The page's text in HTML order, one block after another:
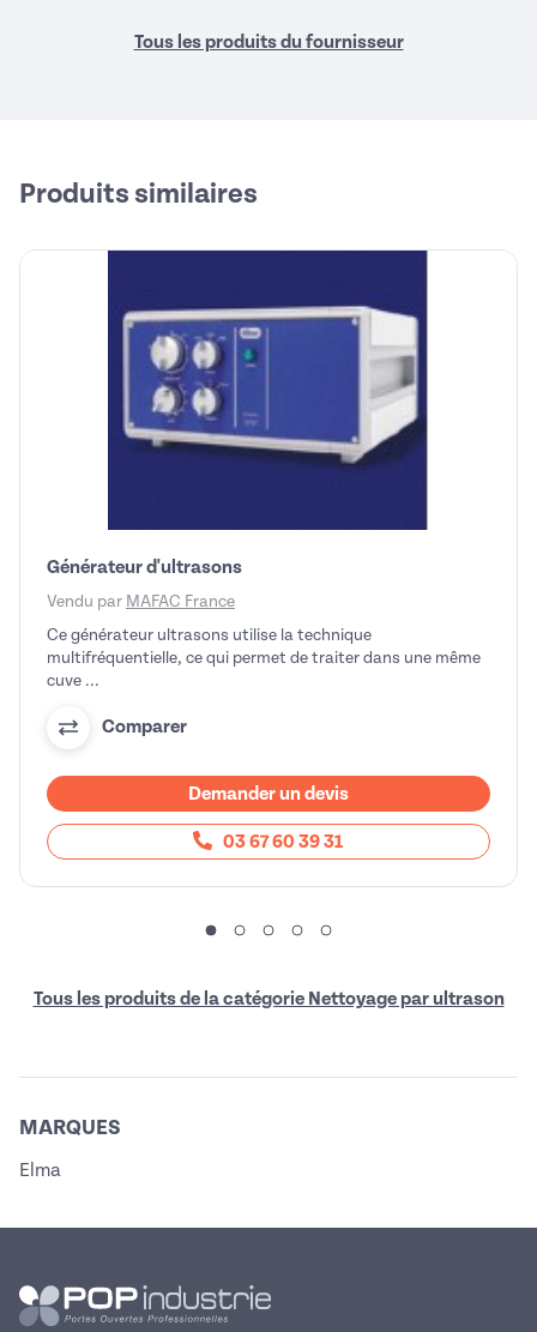
Tous les produits du fournisseur
Produits similaires
Générateur d'ultrasons
Vendu par MAFAC France
Ce générateur ultrasons utilise la technique
multifréquentielle, ce qui permet de traiter dans une même
cuve ...
Comparer
Demander un devis
03 67 60 39 31
Tous les produits de la catégorie Nettoyage par ultrason
MARQUES
Elma